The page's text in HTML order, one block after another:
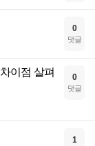
0
댓글
이점 살펴
0
댓글
1